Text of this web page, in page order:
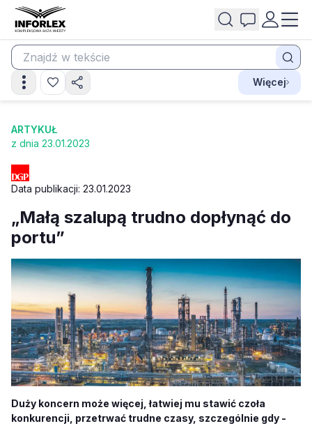
Więcej
ARTYKUŁ
z dnia 23.01.2023
Data publikacji: 23.01.2023
„Małą szalupą trudno dopłynąć do
portu”
Duży koncern może więcej, łatwiej mu stawić czoła
konkurencji, przetrwać trudne czasy, szczególnie gdy -